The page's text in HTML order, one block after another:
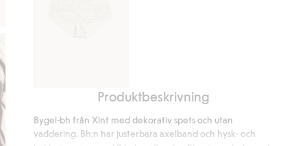
spets
Produktbeskrivning
Bygel-bh från Xlnt med dekorativ spets och utan
vaddering. Bh:n har justerbara axelband och hysk- och